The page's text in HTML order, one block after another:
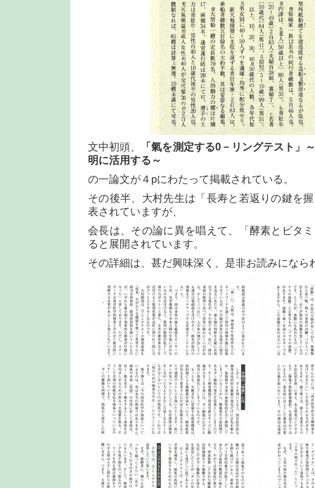
文中初頭、
「氣を測定する0－リングテスト」
明に活用する～
の一論文が４pにわたって掲載されている。
その後半、大村先生は「長寿と若返りの鍵を
表されていますが、
会長は、その論に異を唱えて、「酵素とビタ
ると展開されています。
その詳細は、甚だ興味深く、是非お読みになら